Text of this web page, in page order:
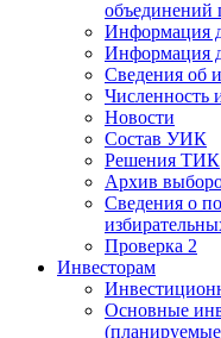
объединений
Информация
Информация
Сведения об
Численность
Новости
Состав УИК
Решения ТИК
Архив
Сведения о
Проверка 2
Инвесторам
Основные